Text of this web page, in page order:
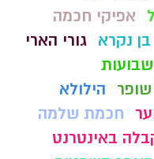
אפיקי חכמה
בן נקרא גורי הארי
הילולא
חכמת שלמה
באינטרנט